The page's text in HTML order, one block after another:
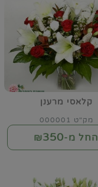
קלאסי מרענן
מק"ט 000001
החל מ-₪350